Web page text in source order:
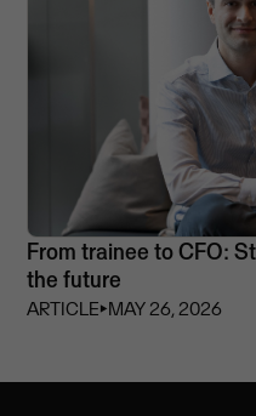
From trainee to CFO:
the future
ARTICLE⏵MAY 26, 2026